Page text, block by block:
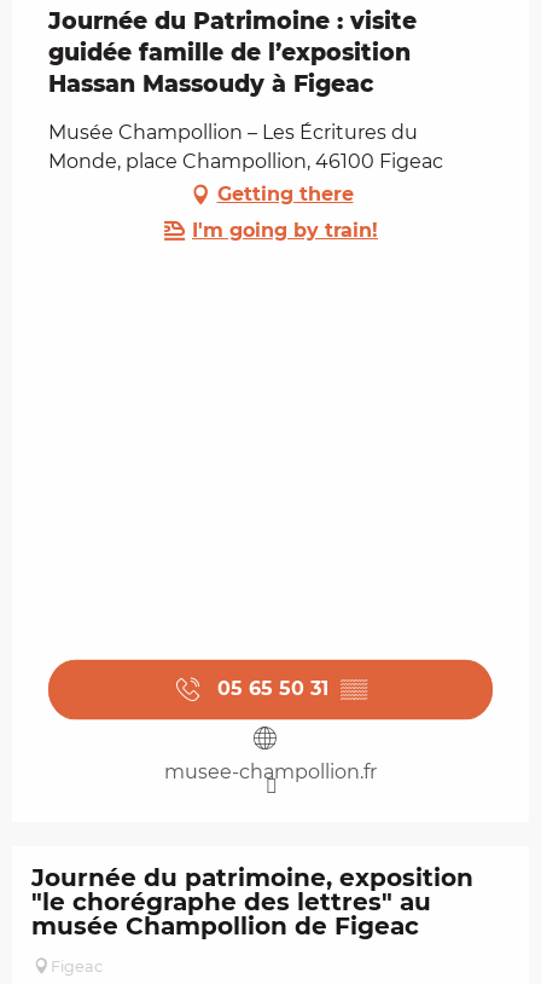
Journée du Patrimoine : visite
guidée famille de l’exposition
Hassan Massoudy à Figeac
Musée Champollion – Les Écritures du
Monde, place Champollion, 46100 Figeac
Getting there
I'm going by train!
05 65 50 31 ▒▒
musee-champollion.fr
Journée du patrimoine, exposition
"le chorégraphe des lettres" au
musée Champollion de Figeac
Figeac